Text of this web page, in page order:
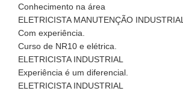
Conhecimento na área
ELETRICISTA MANUTENÇÃO INDUSTRIAL
Com experiência.
Curso de NR10 e elétrica.
ELETRICISTA INDUSTRIAL
Experiência é um diferencial.
ELETRICISTA INDUSTRIAL